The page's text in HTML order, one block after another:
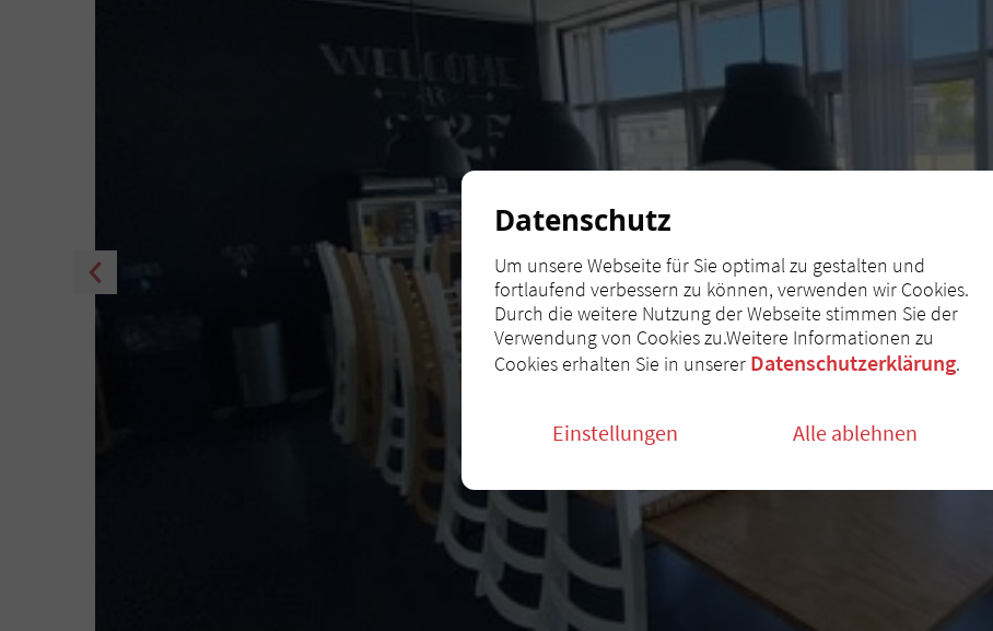
Datenschutz
Um unsere Webseite für Sie optimal zu gestalten und
fortlaufend verbessern zu können, verwenden wir Cookies.
Durch die weitere Nutzung der Webseite stimmen Sie der
Verwendung von Cookies zu.Weitere Informationen zu
Cookies erhalten Sie in unserer Datenschutzerklärung.
Einstellungen Alle ablehnen